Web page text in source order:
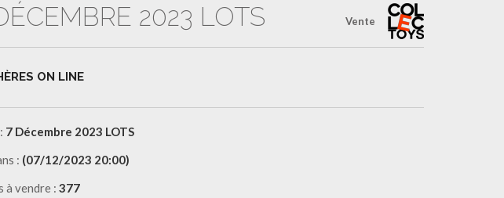
Vente
2023 LOTS
ON LINE
7 Décembre 2023 LOTS
: (07/12/2023 20:00)
à vendre : 377